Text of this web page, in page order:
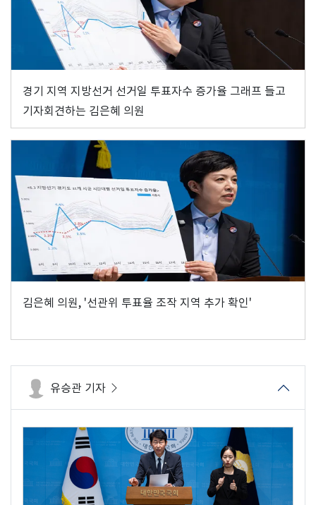
경기 지역 지방선거 선거일 투표자수 증가율 그래프 들고
기자회견하는 김은혜 의원
김은혜 의원, '선관위 투표율 조작 지역 추가 확인'
유승관 기자